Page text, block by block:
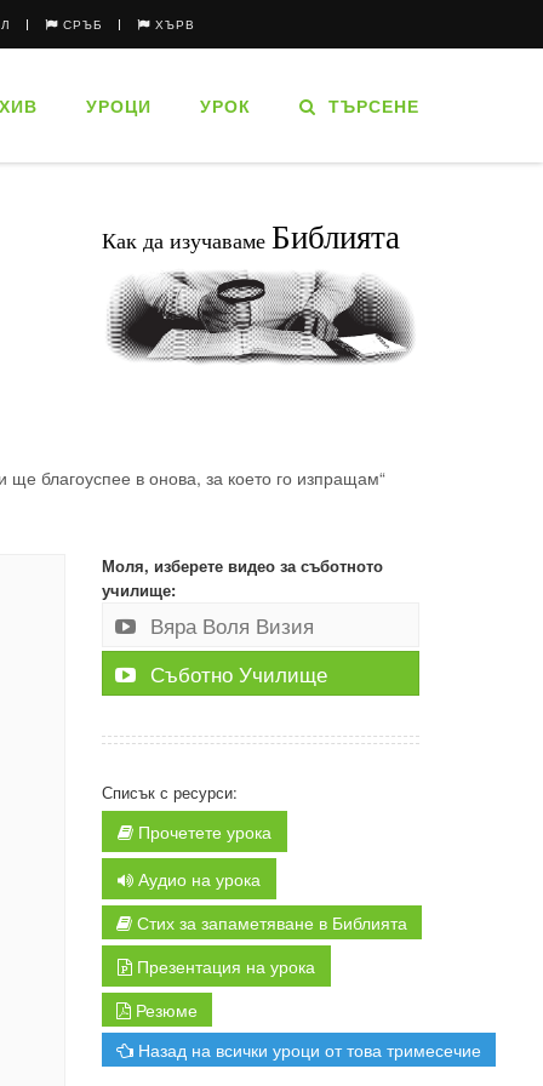
СРЪБ ХЪРВ
УРОЦИ УРОК ТЪРСЕНЕ
Как да изучаваме Библията
благоуспее в онова, за което го изпращам“
Моля, изберете видео за съботното
училище:
Вяра Воля Визия
Съботно Училище
Списък с ресурси:
Прочетете урока
Аудио на урока
Стих за запаметяване в Библията
Презентация на урока
Резюме
Назад на всички уроци от това тримесечие